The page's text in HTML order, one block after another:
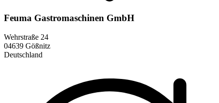
Feuma Gastromaschinen GmbH
Wehrstraße 24
04639 Gößnitz
Deutschland